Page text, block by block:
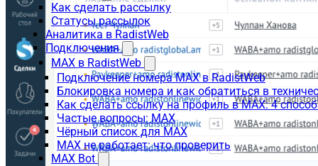
Как сделать рассылку
Статусы рассылок
Аналитика в RadistWeb
Подключения
MAX в RadistWeb
Подключение номера MAX в RadistWeb
Блокировка номера и как обратиться в
Как сделать ссылку на профиль в MAX: 4
Частые вопросы: MAX
Чёрный список для MAX
MAX не работает: что проверить
MAX Bot